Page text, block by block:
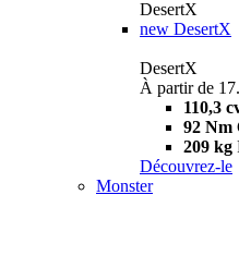
DesertX
new DesertX
DesertX
À partir de
110,3
92 Nm
209 kg
Découvrez-le
Monster